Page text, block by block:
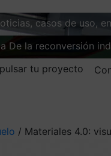
casos de uso,
De la reconversión
tu proyecto
/ Materiales 4.0: